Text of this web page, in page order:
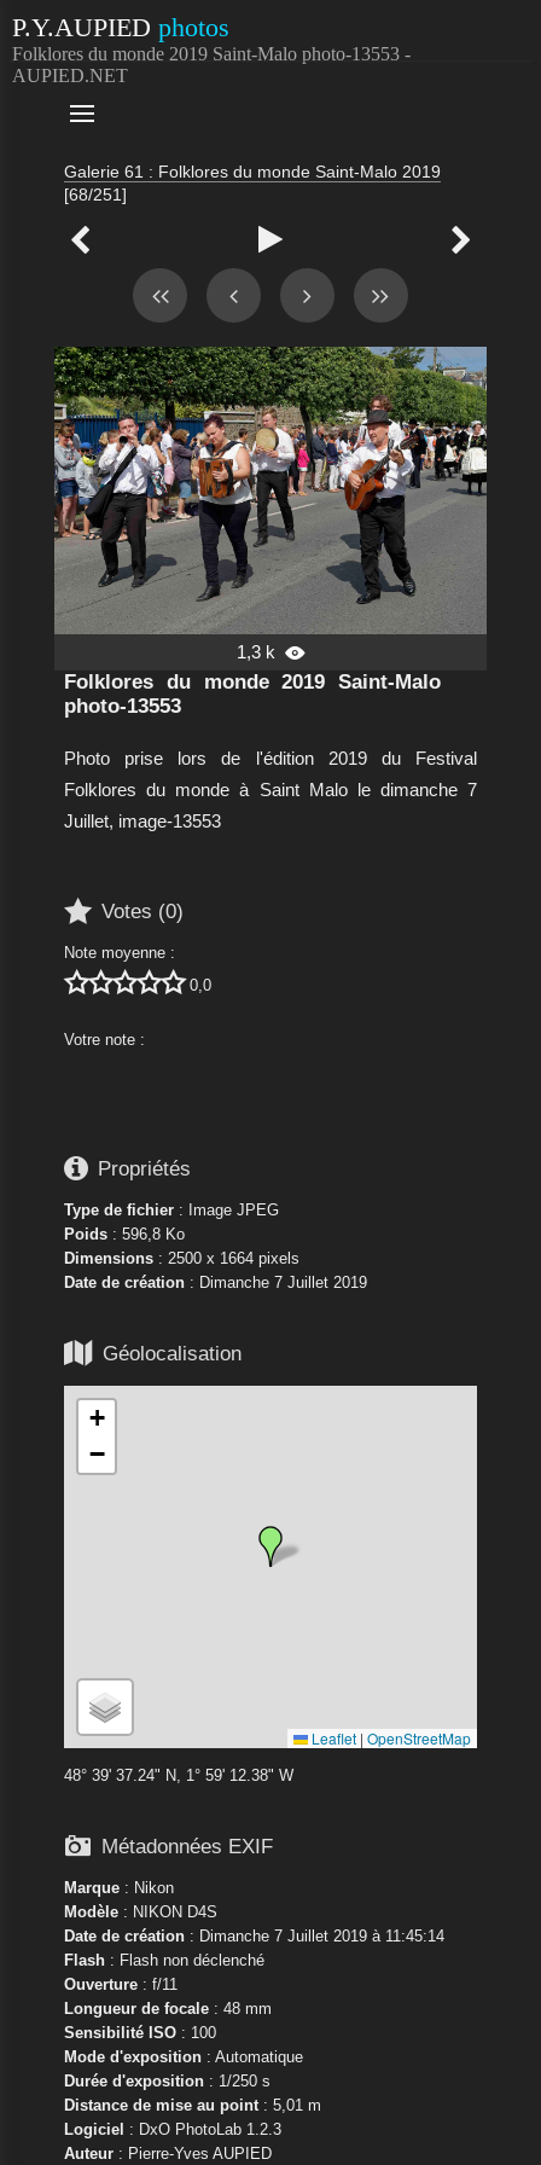
P.Y.AUPIED photos
Folklores du monde 2019 Saint-Malo photo-13553 -
AUPIED.NET

Galerie 61 : Folklores du monde Saint-Malo 2019
[68/251]
  
1,3 k 
Folklores du monde 2019 Saint-Malo
photo-13553
Photo prise lors de l'édition 2019 du Festival
Folklores du monde à Saint Malo le dimanche 7
Juillet, image-13553
 Votes (0)
Note moyenne :
 0,0
Votre note :
 Propriétés
Type de fichier: Image JPEG
Poids: 596,8 Ko
Dimensions: 2500 x 1664 pixels
Date de création: Dimanche 7 Juillet 2019
 Géolocalisation
+
−
Leaflet | OpenStreetMap
48° 39' 37.24" N, 1° 59' 12.38" W
 Métadonnées EXIF
Marque: Nikon
Modèle: NIKON D4S
Date de création: Dimanche 7 Juillet 2019 à 11:45:14
Flash: Flash non déclenché
Ouverture: f/11
Longueur de focale: 48 mm
Sensibilité ISO: 100
Mode d'exposition: Automatique
Durée d'exposition: 1/250 s
Distance de mise au point: 5,01 m
Logiciel : DxO PhotoLab 1.2.3
Auteur: Pierre-Yves AUPIED